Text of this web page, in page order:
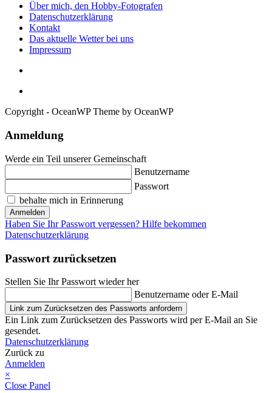
Über mich, den Hobby-Fotografen
Datenschutzerklärung
Kontakt
Das aktuelle Wetter bei uns
Impressum
Copyright - OceanWP Theme by OceanWP
Anmeldung
Werde ein Teil unserer Gemeinschaft
Benutzername
Passwort
behalte mich in Erinnerung
Anmelden
Haben Sie Ihr Passwort vergessen? Hilfe bekommen
Datenschutzerklärung
Passwort zurücksetzen
Stellen Sie Ihr Passwort wieder her
Benutzername oder E-Mail
Link zum Zurücksetzen des Passworts anfordern
Ein Link zum Zurücksetzen des Passworts wird per E-Mail an Sie
gesendet.
Datenschutzerklärung
Zurück zu
Anmelden
×
Close Panel